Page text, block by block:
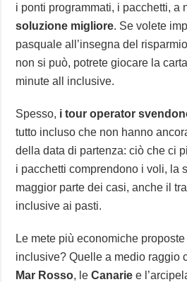
i ponti programmati, i pacchetti, a
soluzione migliore. Se volete
pasquale all’insegna del
non si può, potrete giocare la
minute all inclusive.
Spesso, i tour operator
tutto incluso che non hanno
della data di partenza: ciò che ci
i pacchetti comprendono i voli, la
maggior parte dei casi, anche il
inclusive ai pasti.
Le mete più economiche proposte
inclusive? Quelle a medio raggio
Mar Rosso, leCanariee